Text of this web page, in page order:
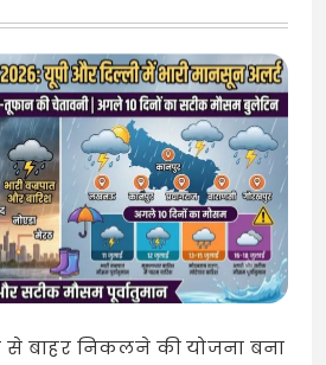
बाहर निकलने की योजना बना